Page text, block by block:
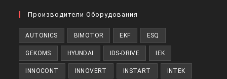
в
вкладке
Производители Оборудования
AUTONICS BIMOTOR EKF ESQ
GEKOMS HYUNDAI IDS-DRIVE IEK
INNOCONT INNOVERT INSTART INTEK